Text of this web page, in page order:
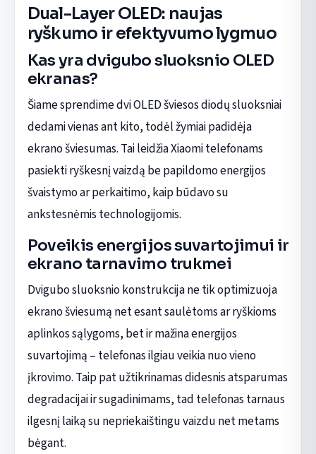
Dual-Layer OLED: naujas
ryškumo ir efektyvumo lygmuo
Kas yra dvigubo sluoksnio OLED
ekranas?
Šiame sprendime dvi OLED šviesos diodų sluoksniai
dedami vienas ant kito, todėl žymiai padidėja
ekrano šviesumas. Tai leidžia Xiaomi telefonams
pasiekti ryškesnį vaizdą be papildomo energijos
švaistymo ar perkaitimo, kaip būdavo su
ankstesnėmis technologijomis.
Poveikis energijos suvartojimui ir
ekrano tarnavimo trukmei
Dvigubo sluoksnio konstrukcija ne tik optimizuoja
ekrano šviesumą net esant saulėtoms ar ryškioms
aplinkos sąlygoms, bet ir mažina energijos
suvartojimą – telefonas ilgiau veikia nuo vieno
įkrovimo. Taip pat užtikrinamas didesnis atsparumas
degradacijai ir sugadinimams, tad telefonas tarnaus
ilgesnį laiką su nepriekaištingu vaizdu net metams
bėgant.